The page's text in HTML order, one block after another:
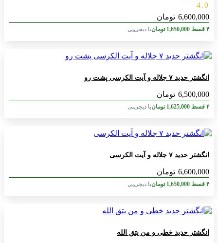
4.0
6,600,000 تومان
۴ قسط 1,650,000 تومانبا دیجی‌پی
انگشتر حدید ۷ جلاله و آیت الکرسی پشت رو
6,500,000 تومان
۴ قسط 1,625,000 تومانبا دیجی‌پی
انگشتر حدید ۷ جلاله و آیت الکرسی
6,600,000 تومان
۴ قسط 1,650,000 تومانبا دیجی‌پی
انگشتر حدید خطی و من یتق الله